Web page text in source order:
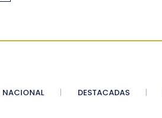
NACIONAL DESTACADAS